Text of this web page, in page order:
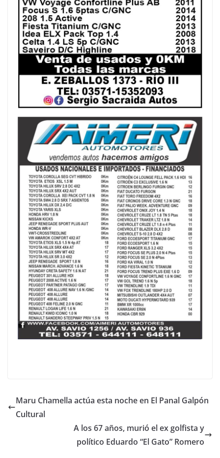
Maru Chamella actúa esta noche en El Panal Galpón
Cultural
A los 67 años, murió el ex golfista y
político Eduardo “El Gato” Romero